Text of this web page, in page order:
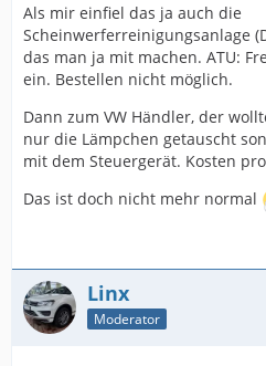
Als mir einfiel das ja auch die
Scheinwerferreinigungsanlage
das man ja mit machen. ATU:
ein. Bestellen nicht möglich.
Dann zum VW Händler, der
nur die Lämpchen getauscht
mit dem Steuergerät. Kosten
Das ist doch nicht mehr normal
Linx
Moderator